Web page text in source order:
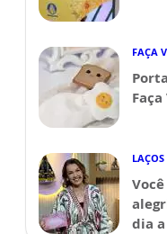
FAÇA
dia